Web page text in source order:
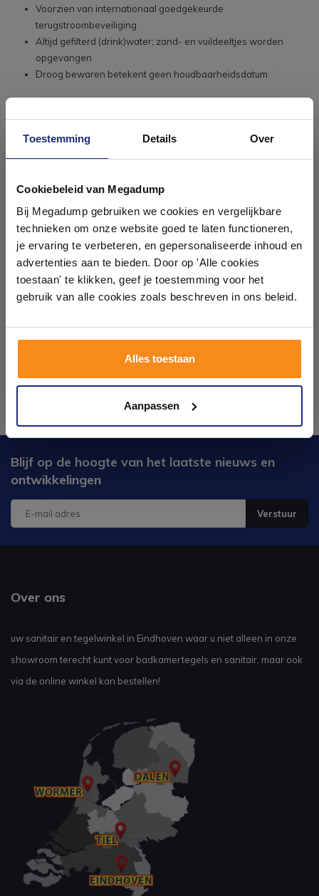
Toestemming Details Over
Cookiebeleid van Megadump
Bij Megadump gebruiken we cookies en vergelijkbare
technieken om onze website goed te laten functioneren,
je ervaring te verbeteren, en gepersonaliseerde inhoud en
advertenties aan te bieden. Door op 'Alle cookies
toestaan' te klikken, geef je toestemming voor het
gebruik van alle cookies zoals beschreven in ons beleid.
Alles toestaan
Aanpassen
Voorzien van internationaal goedgekeurde
terugstroombeveiliging
Altijd gefilterd (drink)water; zand- en vuildeeltjes worden
opgevangen
Droog bewaren betekent geen houdbaarheidsdatum
Blijf op de hoogte van het laatste nieuws en
ontwikkelingen
Verstuur
Over ons
uw sanitair en tegelwinkel in Eindhoven waar u niet alleen in onze
showroom terecht kunt voor badkamertegels en sanitair, maar ook
via de online winkel kan bestellen!
badkamers in onze 1000 m²
showroom
Laat je inspireren door 21 volledig ingerichte
badkameropstellingen – van compact tot luxe. Onze
ervaren adviseurs helpen je persoonlijk, en je vindt
tegels & sanitair direct uit voorraad. Gratis parkeren
op eigen terrein.
Kom langs en ervaar zelf het verschil!